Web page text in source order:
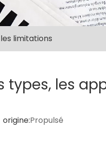
limitations
types, les
Propulsé